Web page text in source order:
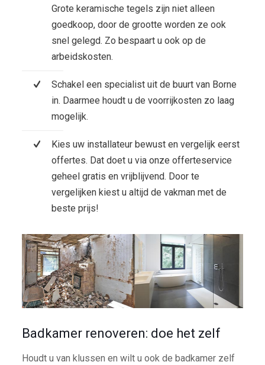
Grote keramische tegels zijn niet alleen
goedkoop, door de grootte worden ze ook
snel gelegd. Zo bespaart u ook op de
arbeidskosten.
Schakel een specialist uit de buurt van Borne
in. Daarmee houdt u de voorrijkosten zo laag
mogelijk.
Kies uw installateur bewust en vergelijk eerst
offertes. Dat doet u via onze offerteservice
geheel gratis en vrijblijvend. Door te
vergelijken kiest u altijd de vakman met de
beste prijs!
Badkamer renoveren: doe het zelf
Houdt u van klussen en wilt u ook de badkamer zelf